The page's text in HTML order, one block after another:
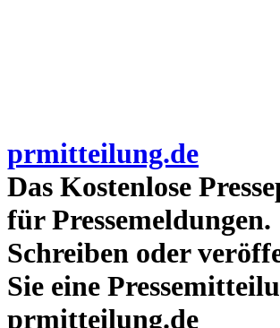
prmitteilung.de
Das Kostenlose
für Pressemeldungen.
Schreiben oder
Sie eine
prmitteilung.de